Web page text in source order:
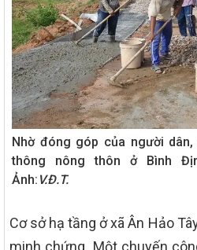
Nhờ đóng góp của người
thông nông thôn ở Bình
Ảnh: V.Đ.T.
Cơ sở hạ tầng ở xã Ân Hảo